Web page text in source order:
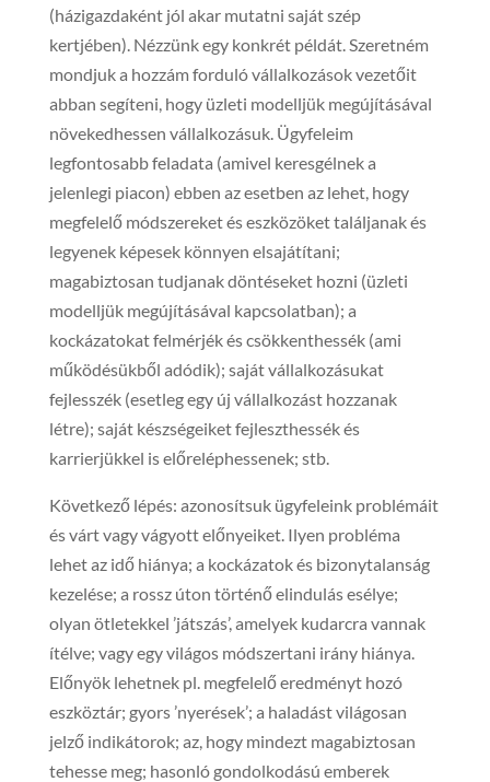
(házigazdaként jól akar mutatni saját szép
kertjében). Nézzünk egy konkrét példát. Szeretném
mondjuk a hozzám forduló vállalkozások vezetőit
abban segíteni, hogy üzleti modelljük megújításával
növekedhessen vállalkozásuk. Ügyfeleim
legfontosabb feladata (amivel keresgélnek a
jelenlegi piacon) ebben az esetben az lehet, hogy
megfelelő módszereket és eszközöket találjanak és
legyenek képesek könnyen elsajátítani;
magabiztosan tudjanak döntéseket hozni (üzleti
modelljük megújításával kapcsolatban); a
kockázatokat felmérjék és csökkenthessék (ami
működésükből adódik); saját vállalkozásukat
fejlesszék (esetleg egy új vállalkozást hozzanak
létre); saját készségeiket fejleszthessék és
karrierjükkel is előreléphessenek; stb.
Következő lépés: azonosítsuk ügyfeleink problémáit
és várt vagy vágyott előnyeiket. Ilyen probléma
lehet az idő hiánya; a kockázatok és bizonytalanság
kezelése; a rossz úton történő elindulás esélye;
olyan ötletekkel ’játszás’, amelyek kudarcra vannak
ítélve; vagy egy világos módszertani irány hiánya.
Előnyök lehetnek pl. megfelelő eredményt hozó
eszköztár; gyors ’nyerések’; a haladást világosan
jelző indikátorok; az, hogy mindezt magabiztosan
tehesse meg; hasonló gondolkodású emberek